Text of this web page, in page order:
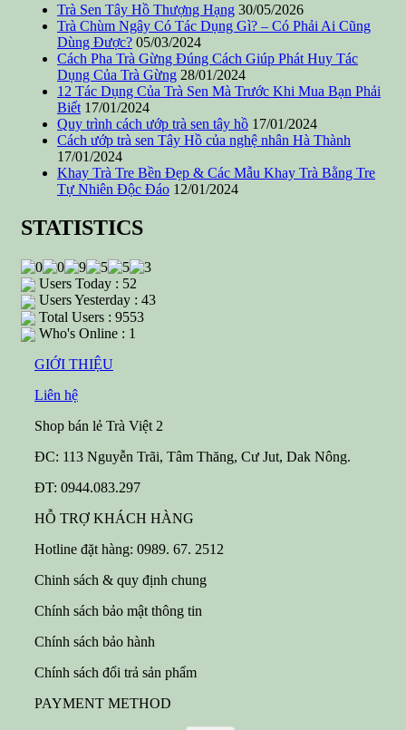
Trà Sen Tây Hồ Thượng Hạng 30/05/2026
Trà Chùm Ngây Có Tác Dụng Gì? – Có Phải Ai Cũng
Dùng Được? 05/03/2024
Cách Pha Trà Gừng Đúng Cách Giúp Phát Huy Tác
Dụng Của Trà Gừng 28/01/2024
12 Tác Dụng Của Trà Sen Mà Trước Khi Mua Bạn Phải
Biết 17/01/2024
Quy trình cách ướp trà sen tây hồ 17/01/2024
Cách ướp trà sen Tây Hồ của nghệ nhân Hà Thành
17/01/2024
Khay Trà Tre Bền Đẹp & Các Mẫu Khay Trà Bằng Tre
Tự Nhiên Độc Đáo 12/01/2024
STATISTICS
Users Today : 52
Users Yesterday : 43
Total Users : 9553
Who's Online : 1
GIỚI THIỆU
Liên hệ
Shop bán lẻ Trà Việt 2
ĐC: 113 Nguyễn Trãi, Tâm Thăng, Cư Jut, Dak Nông.
ĐT: 0944.083.297
HỖ TRỢ KHÁCH HÀNG
Hotline đặt hàng: 0989. 67. 2512
Chinh sách & quy định chung
Chính sách bảo mật thông tin
Chính sách bảo hành
Chính sách đổi trả sản phẩm
PAYMENT METHOD